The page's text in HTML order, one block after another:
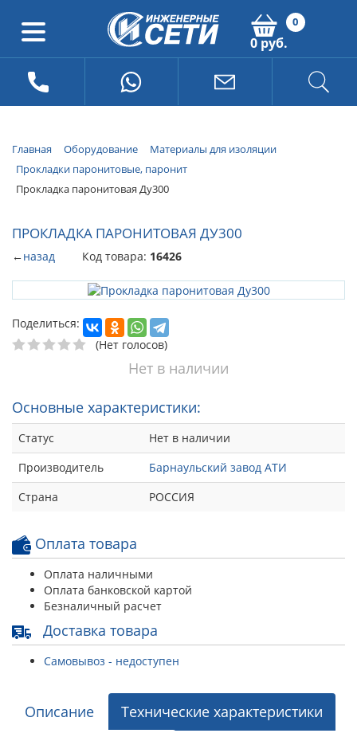
0
0 руб.
Главная Оборудование
Материалы для изоляции
Прокладки паронитовые, паронит
Прокладка паронитовая Ду300
ПРОКЛАДКА ПАРОНИТОВАЯ ДУ300
←назад Код товара: 16426
Поделиться:
(Нет голосов)
Нет в наличии
Основные характеристики:
Статус
Нет в наличии
Производитель
Барнаульский завод АТИ
Страна
РОССИЯ
Оплата товара
Оплата наличными
Оплата банковской картой
Безналичный расчет
Доставка товара
Самовывоз - недоступен
Описание
Технические характеристики